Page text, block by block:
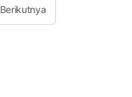
Berikutnya